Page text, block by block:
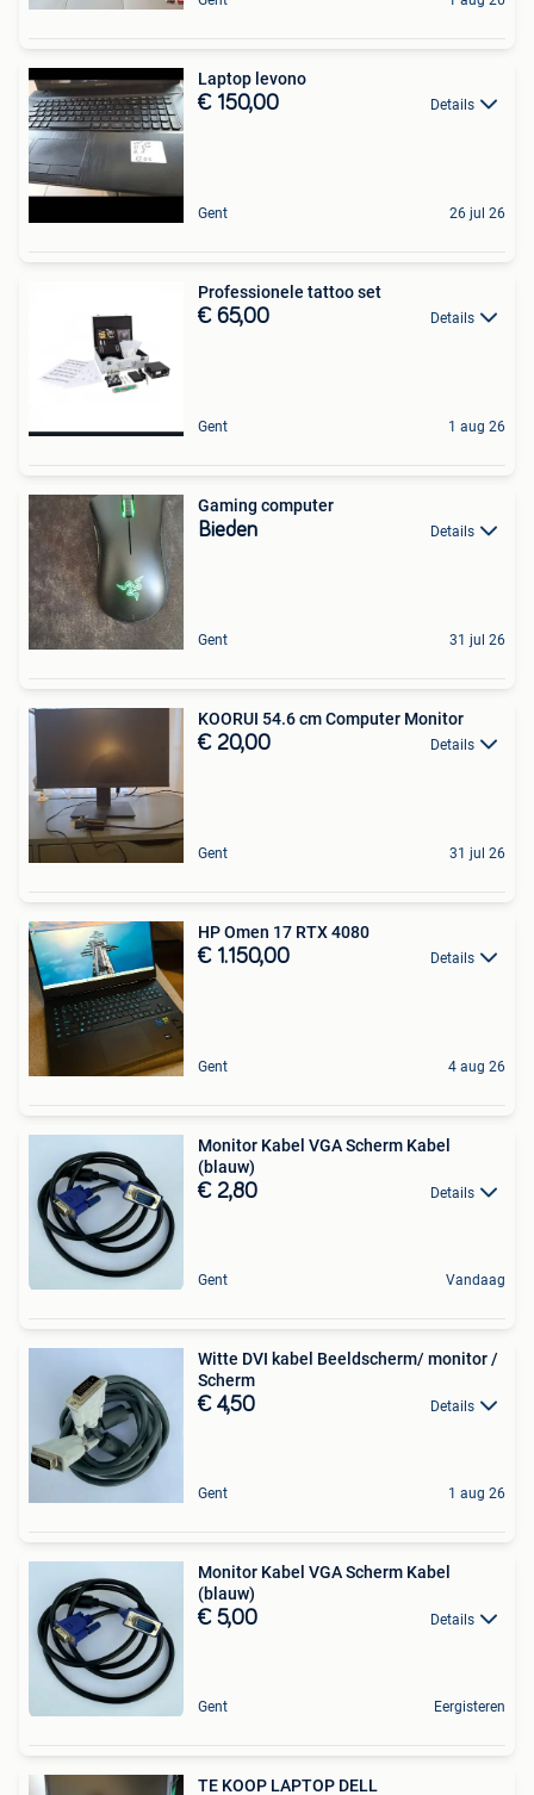
Laptop levono
€ 150,00 Details
Gent 26 jul 26
Professionele tattoo set
€ 65,00 Details
Gent 1 aug 26
Gaming computer
Bieden Details
Gent 31 jul 26
KOORUI 54.6 cm Computer Monitor
€ 20,00 Details
Gent 31 jul 26
HP Omen 17 RTX 4080
€ 1.150,00 Details
Gent 4 aug 26
Monitor Kabel VGA Scherm Kabel
(blauw)
€ 2,80 Details
Gent Vandaag
Witte DVI kabel Beeldscherm/ monitor /
Scherm
€ 4,50 Details
Gent 1 aug 26
Monitor Kabel VGA Scherm Kabel
(blauw)
€ 5,00 Details
Gent Eergisteren
TE KOOP LAPTOP DELL